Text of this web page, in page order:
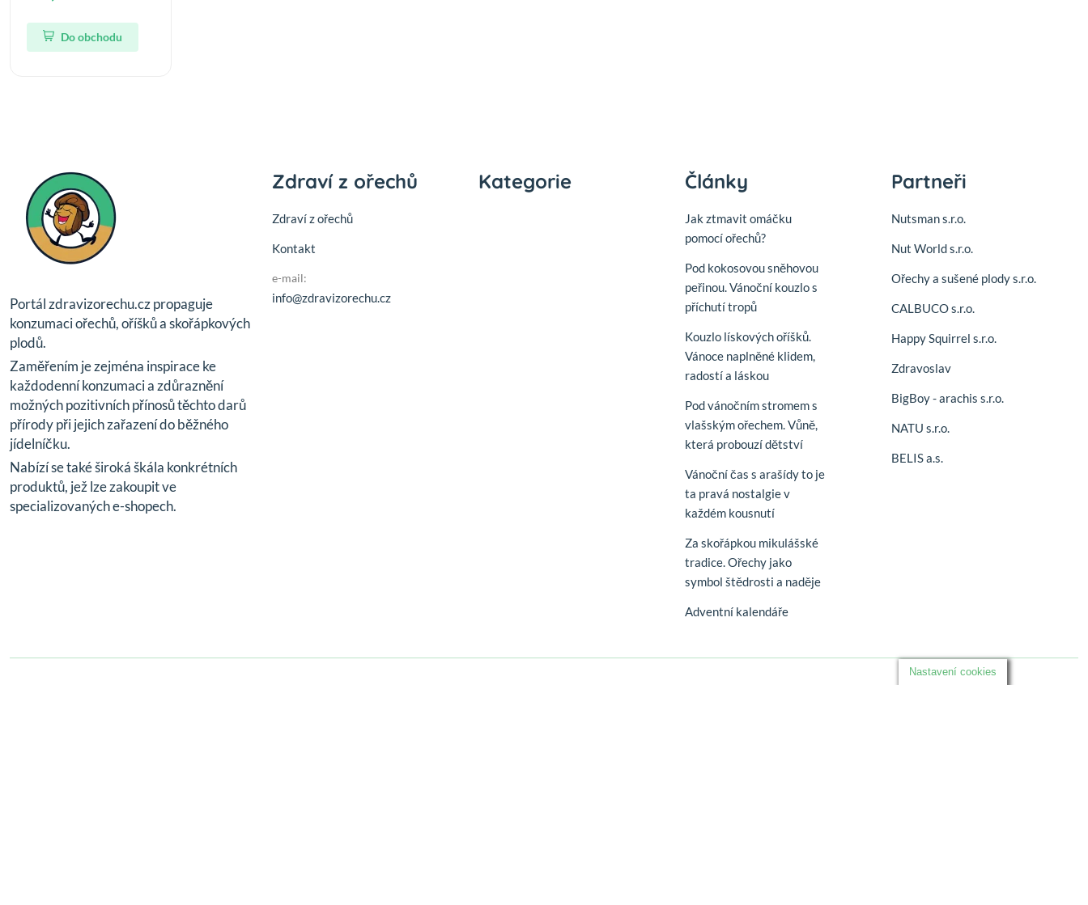
Do obchodu
Portál zdravizorechu.cz propaguje
konzumaci ořechů, oříšků a skořápkových
plodů.
Zaměřením je zejména inspirace ke
každodenní konzumaci a zdůraznění
možných pozitivních přínosů těchto darů
přírody při jejich zařazení do běžného
jídelníčku.
Nabízí se také široká škála konkrétních
produktů, jež lze zakoupit ve
specializovaných e-shopech.
Zdraví z ořechů
Zdraví z ořechů
Kontakt
e-mail:
info@zdravizorechu.cz
Kategorie Články
Jak ztmavit omáčku
pomocí ořechů?
Pod kokosovou sněhovou
peřinou. Vánoční kouzlo s
příchutí tropů
Kouzlo lískových oříšků.
Vánoce naplněné klidem,
radostí a láskou
Pod vánočním stromem s
vlašským ořechem. Vůně,
která probouzí dětství
Vánoční čas s arašídy to je
ta pravá nostalgie v
každém kousnutí
Za skořápkou mikulášské
tradice. Ořechy jako
symbol štědrosti a naděje
Adventní kalendáře
Partneři
Nutsman s.r.o.
Nut World s.r.o.
Ořechy a sušené plody s.r.o.
CALBUCO s.r.o.
Happy Squirrel s.r.o.
Zdravoslav
BigBoy - arachis s.r.o.
NATU s.r.o.
BELIS a.s.
Nastavení cookies